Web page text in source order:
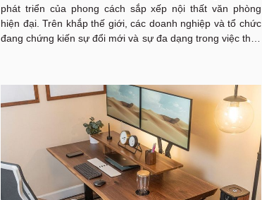
phát triển của phong cách sắp xếp nội thất văn phòng
hiện đại. Trên khắp thế giới, các doanh nghiệp và tổ chức
đang chứng kiến sự đổi mới và sự đa dạng trong việc thiết
ảnh hưởng của chúng đối với môi trường làm việc hiện
đại. Nội Thất Ngô Gia luôn dẫn đầu trong tiên phong ứng
dụng các sự thay đổi mới trong lĩnh vực văn phòng